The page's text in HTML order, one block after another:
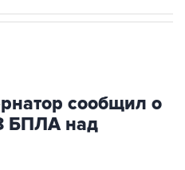
сообщил о
БПЛА над